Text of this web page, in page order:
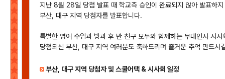
지난 8월 28일 당첨 발표 때 학교측 승인이 완료되지 않아 발표하지
부산, 대구 지역 당첨자를 발표합니다.
특별한 영어 수업과 방과 후 반 친구 모두와 함께하는 무대인사 시사
당첨되신 부산, 대구 지역 여러분도 축하드리며 즐거운 추억 만드시
부산, 대구 지역 당첨자 및 스쿨어택 & 시사회 일정